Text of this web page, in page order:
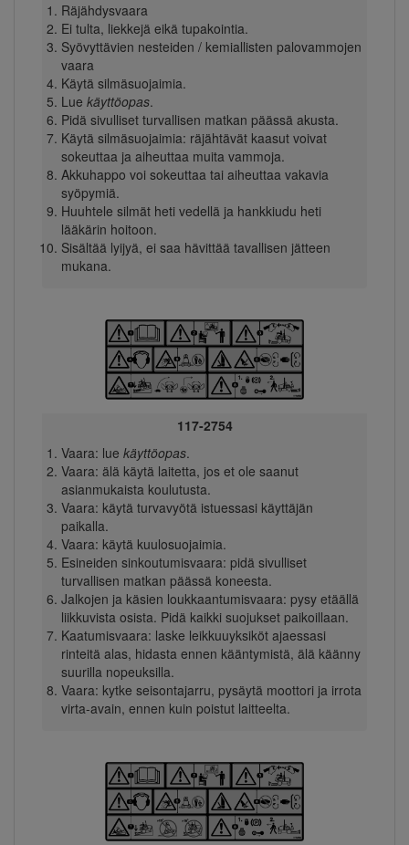
Räjähdysvaara
Ei tulta, liekkejä eikä tupakointia.
Syövyttävien nesteiden / kemiallisten palovammojen
vaara
Käytä silmäsuojaimia.
Lue käyttöopas.
Pidä sivulliset turvallisen matkan päässä akusta.
Käytä silmäsuojaimia: räjähtävät kaasut voivat
sokeuttaa ja aiheuttaa muita vammoja.
Akkuhappo voi sokeuttaa tai aiheuttaa vakavia
syöpymiä.
Huuhtele silmät heti vedellä ja hankkiudu heti
lääkärin hoitoon.
Sisältää lyijyä, ei saa hävittää tavallisen jätteen
mukana.
117-2754
Vaara: lue käyttöopas.
Vaara: älä käytä laitetta, jos et ole saanut
asianmukaista koulutusta.
Vaara: käytä turvavyötä istuessasi käyttäjän
paikalla.
Vaara: käytä kuulosuojaimia.
Esineiden sinkoutumisvaara: pidä sivulliset
turvallisen matkan päässä koneesta.
Jalkojen ja käsien loukkaantumisvaara: pysy etäällä
liikkuvista osista. Pidä kaikki suojukset paikoillaan.
Kaatumisvaara: laske leikkuuyksiköt ajaessasi
rinteitä alas, hidasta ennen kääntymistä, älä käänny
suurilla nopeuksilla.
Vaara: kytke seisontajarru, pysäytä moottori ja irrota
virta-avain, ennen kuin poistut laitteelta.